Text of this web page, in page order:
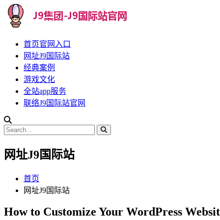
首页官网入口
网址J9国际站
经典案例
游戏文化
全站app服务
联络J9国际站官网
网址J9国际站
首页
网址J9国际站
How to Customize Your WordPress